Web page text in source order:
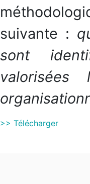
suivante :
sont
>> Télécharger